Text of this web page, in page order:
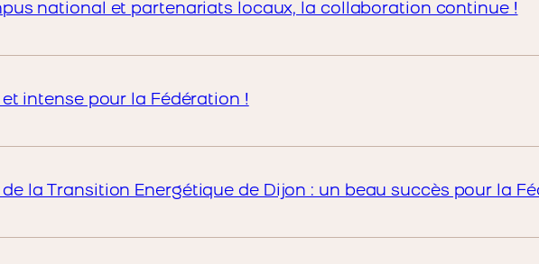
national et partenariats locaux, la collaboration continue !
intense pour la Fédération !
la Transition Energétique de Dijon : un beau succès pour la